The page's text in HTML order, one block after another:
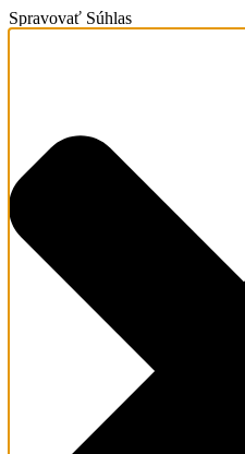
Spravovať Súhlas